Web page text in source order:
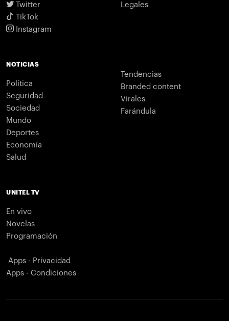
Twitter
TikTok
Instagram
Legales
NOTICIAS
Política
Seguridad
Sociedad
Mundo
Deportes
Economía
Salud
Tendencias
Branded content
Virales
Farándula
UNITEL TV
En vivo
Novelas
Programación
Apps - Privacidad
Apps - Condiciones